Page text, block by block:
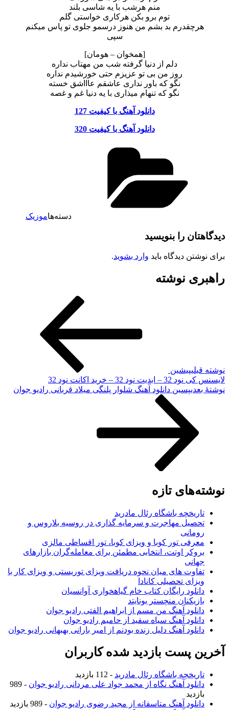
منم هرشب با یه شاسی بلند
توم برو بکن هرکاری خواستی گلم
هرچقدرم بد بشم من هنوز درسمو جلوی تو پاس میکنم
سپی
[همخوان – هومان]
دلم از دنیا گرفته شب من مهتاب نداره
روز من بی تو عزیزم حتی خورشیدم نداره
نگو که باور نداری عاشقم عاااشق خسته
نگو که تنهام میذاری با یه دنیا غم و غصه
دانلود آهنگ با کیفیت 127
دانلود آهنگ با کیفیت 320
دسته‌هاموزیک
دیدگاهتان را بنویسید
برای نوشتن دیدگاه باید وارد بشوید.
راهبری نوشته
نوشته قبلیپیشین
لایسنس کی نود 32 – ابدیت نود 32 – خرید اکانت نود 32
نوشته‌ٔ بعدیپسین دانلود آهنگ شلوار پلنگی میلاد قربانی رادیو جوان
نوشته‌های تازه
تاریخچه باشگاه رئال مادرید
تحصیل مهاجرت و سرمایه گذاری در روسیه بلاروس و
رومانی
معرفی تور کوبا و ویزای کوبا، تور اقساطی مالزی
بروکر اوتت، انتخابی مطمئن برای معامله‌گران بازارهای
جهانی
تفاوت های میان نحوه دریافت ویزای توریستی و ویزای کار با
ویزای تحصیلی کانادا
دانلود رایگان کتاب خام گیاهخواری آوانسیان
بازیکنان منچستر یونایتد
دانلود آهنگ من مسم از ابراهیم الفتی رادیو جوان
دانلود آهنگ سیاه سفید از حامیم رادیو جوان
دانلود آهنگ دلیل زنده بودنم از امیر بارانی بهبهانی رادیو جوان
آخرین پست بازدید شده کاربران
تاریخچه باشگاه رئال مادرید - 112 بازدید
دانلود آهنگ نگاه از محمد جواد علی مردانی رادیو جوان
- 989
بازدید
دانلود آهنگ متاسفانه از مجید رضوی رادیو جوان - 989 بازدید